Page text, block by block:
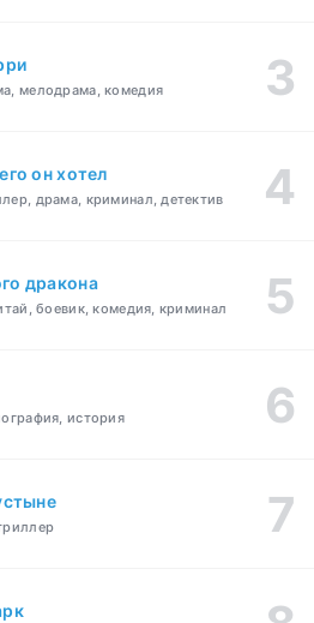
мелодрама, комедия
он хотел
драма, криминал, детектив
дракона
боевик, комедия, криминал
история